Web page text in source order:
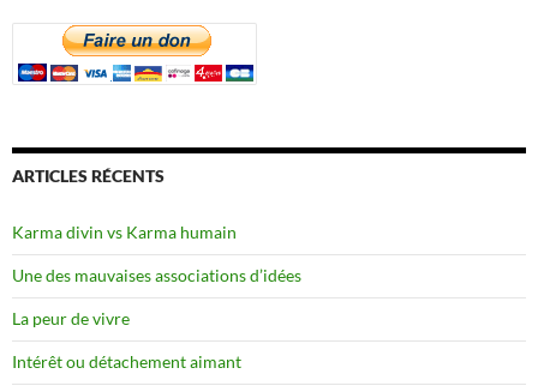
ARTICLES RÉCENTS
Karma divin vs Karma humain
Une des mauvaises associations d’idées
La peur de vivre
Intérêt ou détachement aimant